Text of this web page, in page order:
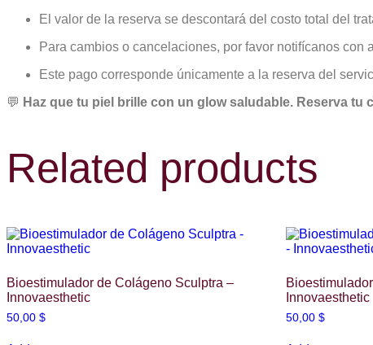
El valor de la reserva se descontará del costo total del
Para cambios o cancelaciones, por favor notifícanos con
Este pago corresponde únicamente a la reserva del
💬 Haz que tu piel brille con un glow saludable. Reserva
Related products
Bioestimulador de Colágeno Sculptra –
Innovaesthetic
50,00 $
Innovaesthetic
50,00$